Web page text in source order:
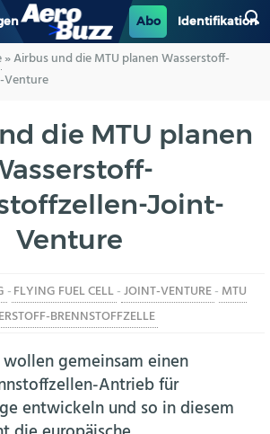
Abo Identifikation
»Airbus und die MTU planen Wasserstoff-
Venture
die MTU planen
Joint-
Venture
-FLYING FUEL CELL-JOINT-VENTURE- MTU
BRENNSTOFFZELLE
gemeinsam einen
Antrieb für
entwickeln und so in diesem